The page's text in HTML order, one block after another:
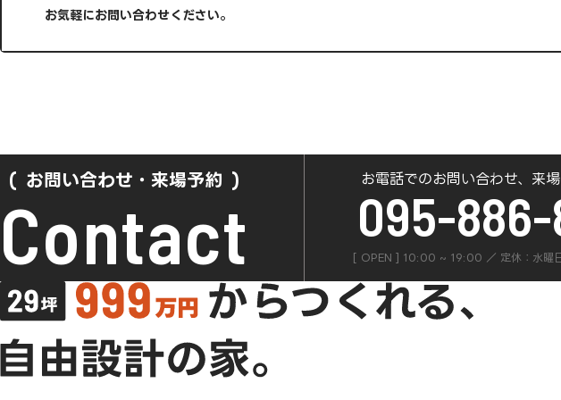
お気軽にお問い合わせください。
お問い合わせ・来場予約
Contact
お電話でのお問い合わせ、来
095-886-
[ OPEN ] 10:00 ~ 19:00 ／ 定休：水曜